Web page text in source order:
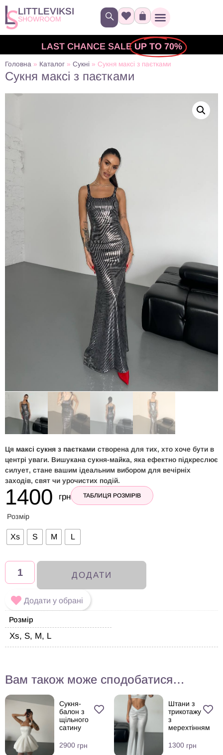
LITTLEVIKSI
SHOWROOM
LAST CHANCE SALE UP TO 70%
Головна » Каталог » Сукні » Сукня максі з паєтками
Сукня максі з паєтками
Ця максі сукня з паєтками створена для тих, хто хоче бути в
центрі уваги. Вишукана сукня-майка, яка ефектно підкреслює
силует, стане вашим ідеальним вибором для вечірніх
заходів, свят чи урочистих подій.
1400 грн ТАБЛИЦЯ РОЗМІРІВ
Розмір
Xs S M L
ДОДАТИ
Додати у обрані
Розмір
Xs, S, M, L
Вам також може сподобатися…
Сукня-
балон з
щільного
сатину
2900 грн
Штани з
трикотажу
з
мерехтінням
1300 грн